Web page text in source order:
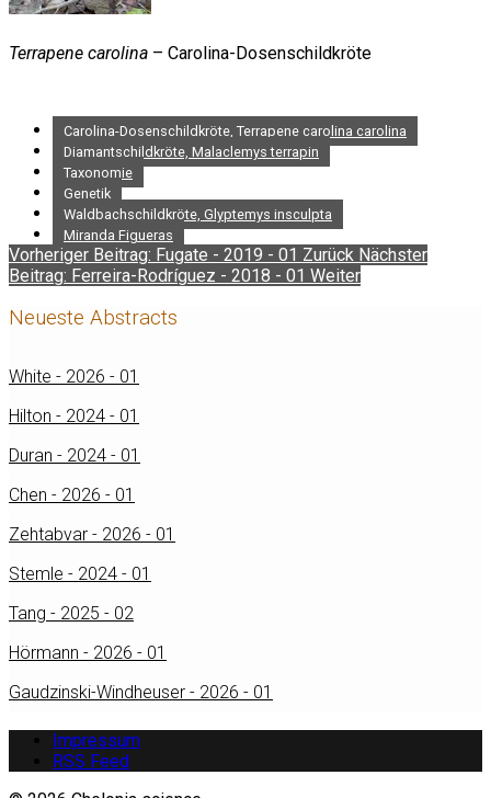
Terrapene carolina – Carolina-Dosenschildkröte
Carolina-Dosenschildkröte, Terrapene carolina carolina
Diamantschildkröte, Malaclemys terrapin
Taxonomie
Genetik
Waldbachschildkröte, Glyptemys insculpta
Miranda Figueras
Vorheriger Beitrag: Fugate - 2019 - 01 Zurück Nächster
Beitrag: Ferreira-Rodríguez - 2018 - 01 Weiter
Neueste Abstracts
White - 2026 - 01
Hilton - 2024 - 01
Duran - 2024 - 01
Chen - 2026 - 01
Zehtabvar - 2026 - 01
Stemle - 2024 - 01
Tang - 2025 - 02
Hörmann - 2026 - 01
Gaudzinski-Windheuser - 2026 - 01
Impressum
RSS Feed